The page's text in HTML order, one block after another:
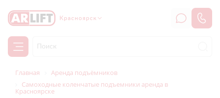
Красноярск
Главная
Аренда подъёмников
Самоходные коленчатые подъемники аренда в
Красноярске